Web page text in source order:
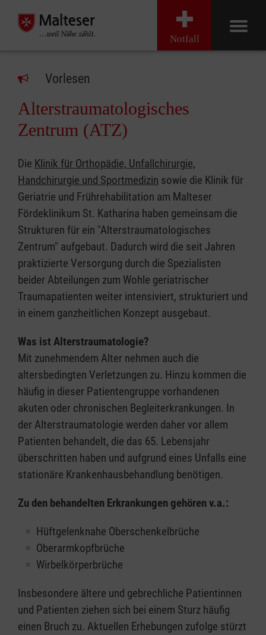
Notfall
Vorlesen
Alterstraumatologisches
Zentrum (ATZ)
Die Klinik für Orthopädie, Unfallchirurgie,
Handchirurgie und Sportmedizin sowie die Klinik für
Geriatrie und Frührehabilitation am Malteser
Fördeklinikum St. Katharina haben gemeinsam die
Strukturen für ein "Alterstraumatologisches
Zentrum" aufgebaut. Dadurch wird die seit Jahren
praktizierte Versorgung durch die Spezialisten
beider Abteilungen zum Wohle geriatrischer
Traumapatienten weiter intensiviert, strukturiert und
in einem ganzheitlichen Konzept ausgebaut.
Was ist Alterstraumatologie?
Mit zunehmendem Alter nehmen auch die
altersbedingten Verletzungen zu. Hinzu kommen die
häufig in dieser Patientengruppe vorhandenen
akuten oder chronischen Begleiterkrankungen. In
der Alterstraumatologie werden daher vor allem
Patienten behandelt, die das 65. Lebensjahr
überschritten haben und aufgrund eines Unfalls eine
stationäre Krankenhausbehandlung benötigen.
Zu den behandelten Erkrankungen gehören v.a.:
Hüftgelenknahe Oberschenkelbrüche
Oberarmkopfbrüche
Wirbelkörperbrüche
Insbesondere ältere und gebrechliche Patientinnen
und Patienten ziehen sich bei einem Sturz häufig
einen Bruch zu. Aktuellen Erhebungen zufolge stürzt